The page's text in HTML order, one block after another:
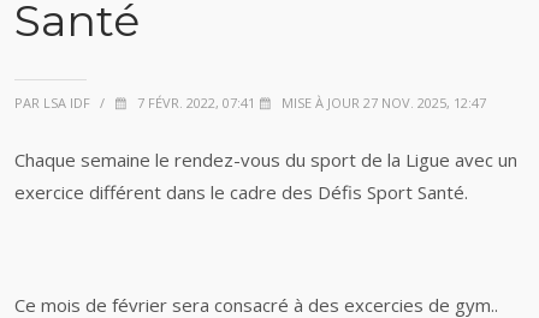
Santé
PAR LSA IDF / 7 FÉVR. 2022, 07:41 MISE À JOUR 27 NOV. 2025, 12:47
Chaque semaine le rendez-vous du sport de la Ligue avec un
exercice différent dans le cadre des Défis Sport Santé.
Ce mois de février sera consacré à des excercies de gym..